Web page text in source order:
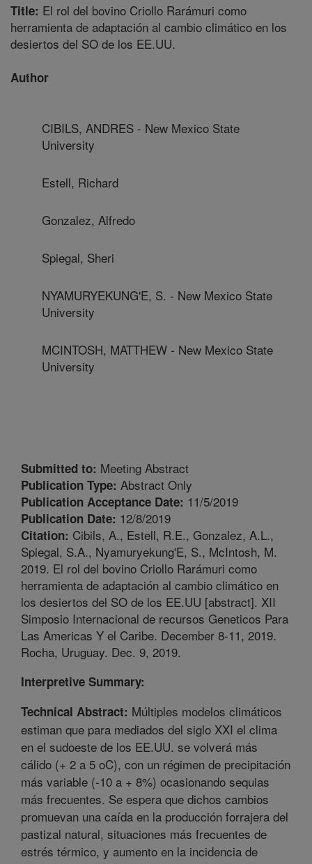
Title: El rol del bovino Criollo Rarámuri como
herramienta de adaptación al cambio climático en los
desiertos del SO de los EE.UU.
Author
CIBILS, ANDRES - New Mexico State
University
Estell, Richard
Gonzalez, Alfredo
Spiegal, Sheri
NYAMURYEKUNG'E, S. - New Mexico State
University
MCINTOSH, MATTHEW - New Mexico State
University
Submitted to: Meeting Abstract
Publication Type: Abstract Only
Publication Acceptance Date: 11/5/2019
Publication Date: 12/8/2019
Citation: Cibils, A., Estell, R.E., Gonzalez, A.L.,
Spiegal, S.A., Nyamuryekung'E, S., McIntosh, M.
2019. El rol del bovino Criollo Rarámuri como
herramienta de adaptación al cambio climático en
los desiertos del SO de los EE.UU [abstract]. XII
Simposio Internacional de recursos Geneticos Para
Las Americas Y el Caribe. December 8-11, 2019.
Rocha, Uruguay. Dec. 9, 2019.
Interpretive Summary:
Technical Abstract: Múltiples modelos climáticos
estiman que para mediados del siglo XXI el clima
en el sudoeste de los EE.UU. se volverá más
cálido (+ 2 a 5 oC), con un régimen de precipitación
más variable (-10 a + 8%) ocasionando sequias
más frecuentes. Se espera que dichos cambios
promuevan una caída en la producción forrajera del
pastizal natural, situaciones más frecuentes de
estrés térmico, y aumento en la incidencia de